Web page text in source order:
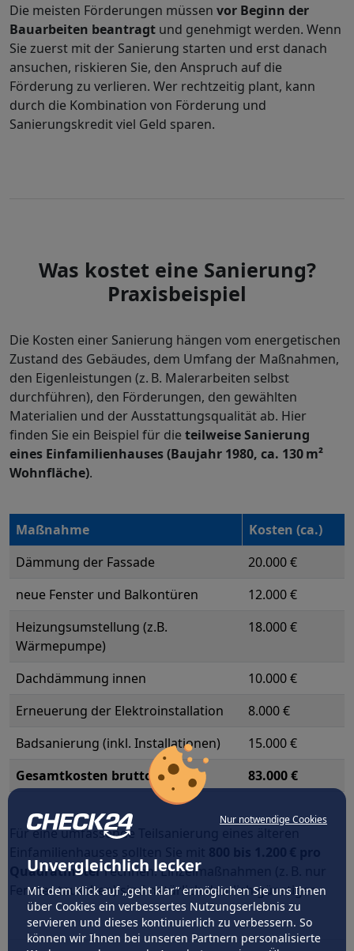
Nur notwendige Cookies
Unvergleichlich lecker
Mit dem Klick auf „geht klar” ermöglichen Sie uns Ihnen
über Cookies ein verbessertes Nutzungserlebnis zu
servieren und dieses kontinuierlich zu verbessern. So
können wir Ihnen bei unseren Partnern personalisierte
Die meisten Förderungen müssen vor Beginn der
Bauarbeiten beantragt und genehmigt werden. Wenn
Sie zuerst mit der Sanierung starten und erst danach
ansuchen, riskieren Sie, den Anspruch auf die
Förderung zu verlieren. Wer rechtzeitig plant, kann
durch die Kombination von Förderung und
Sanierungskredit viel Geld sparen.
Was kostet eine Sanierung?
Praxisbeispiel
Die Kosten einer Sanierung hängen vom energetischen
Zustand des Gebäudes, dem Umfang der Maßnahmen,
den Eigenleistungen (z. B. Malerarbeiten selbst
durchführen), den Förderungen, den gewählten
Materialien und der Ausstattungsqualität ab. Hier
finden Sie ein Beispiel für die teilweise Sanierung
eines Einfamilienhauses (Baujahr 1980, ca. 130 m²
Wohnfläche).
Maßnahme
Kosten (ca.)
Dämmung der Fassade
20.000 €
neue Fenster und Balkontüren
12.000 €
Heizungsumstellung (z.B.
Wärmepumpe)
18.000 €
Dachdämmung innen
10.000 €
Erneuerung der Elektroinstallation
8.000 €
Badsanierung (inkl. Installationen)
15.000 €
Gesamtkosten brutto
83.000 €
Für eine umfassende Teilsanierung eines älteren
Quadratmeterrechnen. Einzelmaßnahmen (z. B. nur
Fenster tauschen) sind natürlich deutlich günstiger.